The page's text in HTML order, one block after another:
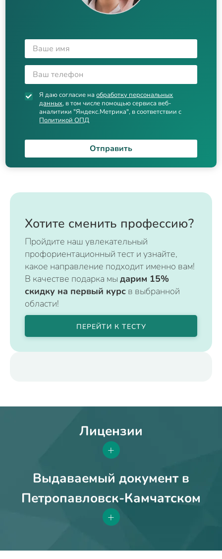
Я даю согласие наобработку персональных
данных, в том числе помощью сервиса веб-
аналитики "Яндекс.Метрика", в соответствии с
Политикой ОПД
Отправить
Хотите сменить профессию?
Пройдите наш увлекательный
профориентационный тест и узнайте,
какое направление подходит именно вам!
В качестве подарка мы дарим 15%
скидку на первый курс в выбранной
области!
ПЕРЕЙТИ К ТЕСТУ
Лицензии
+
Выдаваемый документ в
Петропавловск-Камчатском
+